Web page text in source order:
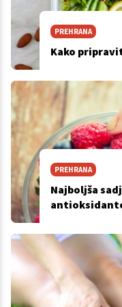
PREHRANA
Kako
PREHRANA
Najboljša